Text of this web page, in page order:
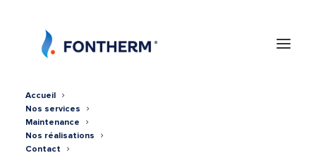
Accueil
Nos services
Maintenance
Nos réalisations
Contact